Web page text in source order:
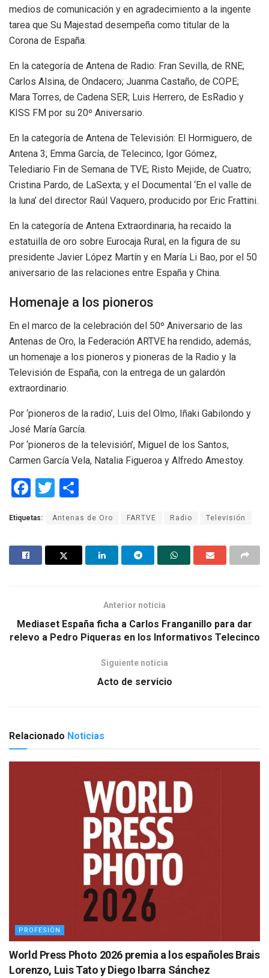
medios de comunicación y en agradecimiento a la ingente
tarea que Su Majestad desempeña como titular de la
Corona de España.
En la categoría de Antena de Radio: Fran Sevilla, de RNE;
Carlos Alsina, de Ondacero; Juanma Castaño, de COPE;
Mara Torres, de Cadena SER; Luis Herrero, de EsRadio y
KISS FM por su 20º Aniversario.
En la categoría de Antena de Televisión: El Hormiguero, de
Antena 3; Emma García, de Telecinco; Igor Gómez,
Telediario Fin de Semana de TVE; Risto Mejide, de Cuatro;
Cristina Pardo, de LaSexta; y el Documental ‘En el valle de
la luna’ del director Raúl Vaquero, producido por Eric Frattini.
En la categoría de Antena Extraordinaria, ha recaido la
estatuilla de oro sobre Eurocaja Rural, en la figura de su
presidente Javier López Martín y en María Li Bao, por el 50
aniversario de las relaciones entre España y China.
Homenaje a los pioneros
En el marco de la celebración del 50º Aniversario de las
Antenas de Oro, la Federación ARTVE ha rendido, además,
un homenaje a los pioneros y pioneras de la Radio y la
Televisión de España, con la entrega de un galardón
extraordinario.
Por ‘pioneros de la radio’, Luis del Olmo, Iñaki Gabilondo y
José María García.
Por ‘pioneros de la televisión’, Miguel de los Santos,
Carmen García Vela, Natalia Figueroa y Alfredo Amestoy.
F
ce
b
o
T
tt
er
m
p
ar
Etiquetas: Antenas de Oro FARTVE Radio Televisión
Anterior noticia
Mediaset España ficha a Carlos Franganillo para dar
relevo a Pedro Piqueras en los Informativos Telecinco
Siguiente noticia
Acto de servicio
Relacionado Noticias
PROFESIÓN
World Press Photo 2026 premia a los españoles Brais
Lorenzo, Luis Tato y Diego Ibarra Sánchez